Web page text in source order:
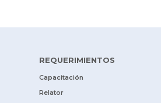
REQUERIMIENTOS
Capacitación
Relator